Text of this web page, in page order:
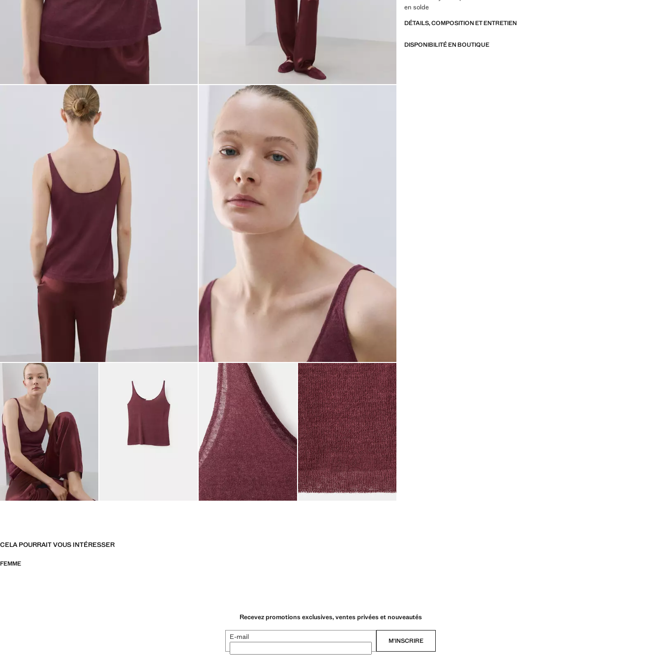
en solde
DÉTAILS, COMPOSITION ET ENTRETIEN
DISPONIBILITÉ EN BOUTIQUE
CELA POURRAIT VOUS INTÉRESSER
FEMME
Recevez promotions exclusives, ventes privées et nouveautés
E-mail M’INSCRIRE